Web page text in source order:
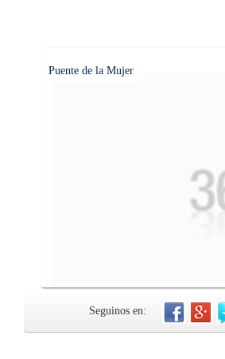
Puente de la Mujer
Seguinos en: